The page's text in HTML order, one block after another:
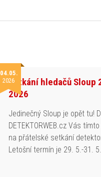
04.05.
2026Setkání hledačů Sloup
2026
Jedinečný Sloup je opět tu!
DETEKTORWEB.cz Vás
na přátelské setkání
Letošní termín je 29. 5.-31.